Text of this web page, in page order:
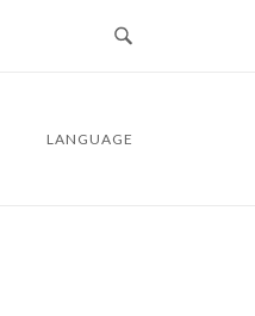
LANGUAGE